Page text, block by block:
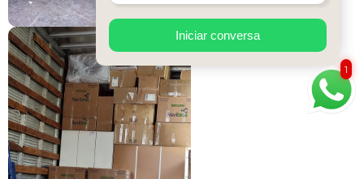
1
Iniciar conversa